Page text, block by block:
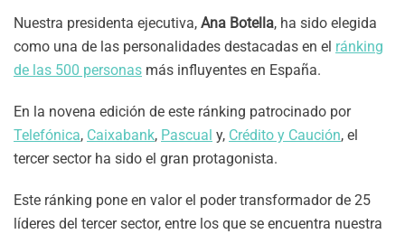
Nuestra presidenta ejecutiva, Ana Botella, ha sido elegida
como una de las personalidades destacadas en el ránking
de las 500 personas más influyentes en España.
En la novena edición de este ránking patrocinado por
Telefónica, Caixabank, Pascual y, Crédito y Caución, el
tercer sector ha sido el gran protagonista.
Este ránking pone en valor el poder transformador de 25
líderes del tercer sector, entre los que se encuentra nuestra